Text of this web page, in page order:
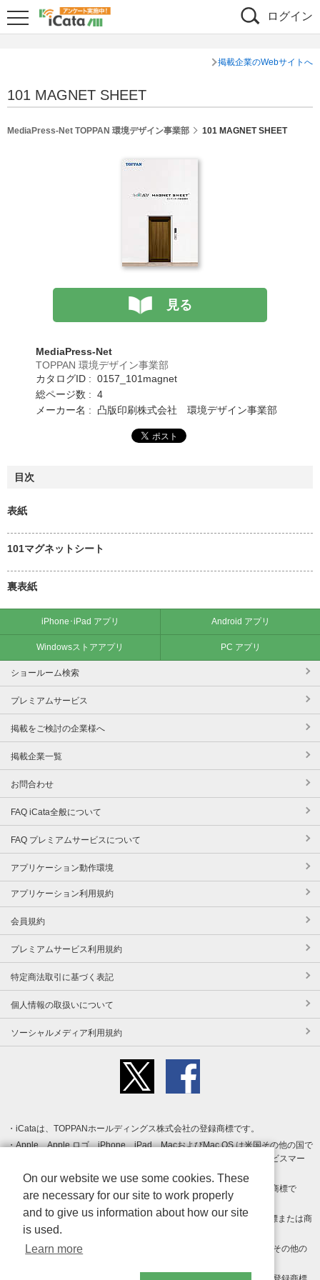
ログイン
掲載企業のWebサイトへ
101 MAGNET SHEET
MediaPress-Net TOPPAN 環境デザイン事業部 101 MAGNET SHEET
見る
MediaPress-Net
TOPPAN 環境デザイン事業部
カタログID : 0157_101magnet
総ページ数 : 4
メーカー名 : 凸版印刷株式会社 環境デザイン事業部
目次
表紙
101マグネットシート
裏表紙
iPhone･iPad アプリ Android アプリ
Windowsストアアプリ PC アプリ
ショールーム検索
プレミアムサービス
掲載をご検討の企業様へ
掲載企業一覧
お問合わせ
FAQ iCata全般について
FAQ プレミアムサービスについて
アプリケーション動作環境
アプリケーション利用規約
会員規約
プレミアムサービス利用規約
特定商法取引に基づく表記
個人情報の取扱いについて
ソーシャルメディア利用規約
iCataは、TOPPANホールディングス株式会社の登録商標です。
Apple、Apple ロゴ、iPhone、iPad、MacおよびMac OS は米国その他の国で
登録された Apple Inc. の商標です。App Store は Apple Inc. のサービスマー
クです。
Android、Google Play および Google Play ロゴ は Google LLC の商標で
す。
Windows は Microsoft Inc.の米国およびその他の国における登録商標または商
標です。
Adobe、Adobe Reader、Adobe PDF は、Adobe Inc.の米国およびその他の
On our website we use some cookies. These
are necessary for our site to work properly
and to give us information about how our site
is used.
Learn more